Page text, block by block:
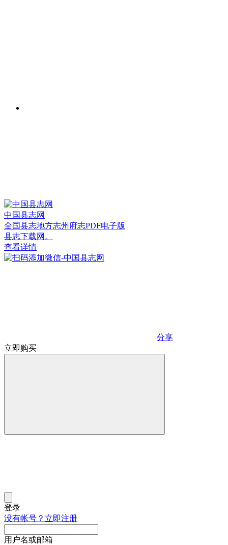
中国县志网
全国县志地方志州府志PDF电子版
县志下载网。
查看详情
分享
立即购买
登录
没有帐号？立即注册
用户名或邮箱